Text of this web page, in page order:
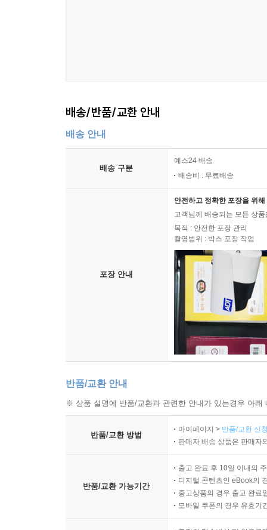
박제된 사건이 아닌 인간 행위와 숨결이 담긴 사전
나아가기 위한 의미 있는 일이라 할 수 있
‘한국근현대생활사큰사전’은 ‘내 안의 역사를
배송/반품/교환 안내
배송 안내
배송 구분
예스24 배송
배송비 : 무료배송
포장 안내
안전하고 정확한 포장을 위
고객님께 배송되는 모든 상
목적 : 안전한 포장 관리
촬영범위 : 박스 포장 작업
반품/교환 안내
※ 상품 설명에 반품/교환과 관련한 안내가 있는경우 아
반품/교환 방법
마이페이지 > 반품/교환 신
판매자 배송 상품은 판매자
반품/교환 가능기간
출고 완료 후 10일 이내의
디지털 콘텐츠인 eBook의
중고상품의 경우 출고 완료
모바일 쿠폰의 경우 유효기